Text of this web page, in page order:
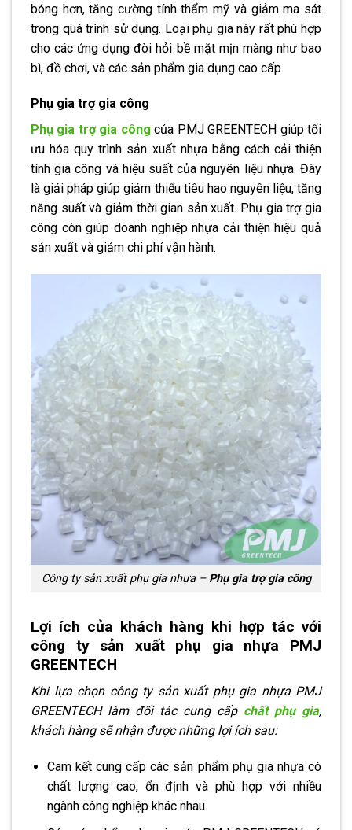
bóng hơn, tăng cường tính thẩm mỹ và giảm ma sát
trong quá trình sử dụng. Loại phụ gia này rất phù hợp
cho các ứng dụng đòi hỏi bề mặt mịn màng như bao
bì, đồ chơi, và các sản phẩm gia dụng cao cấp.
Phụ gia trợ gia công
Phụ gia trợ gia công của PMJ GREENTECH giúp tối
ưu hóa quy trình sản xuất nhựa bằng cách cải thiện
tính gia công và hiệu suất của nguyên liệu nhựa. Đây
là giải pháp giúp giảm thiểu tiêu hao nguyên liệu, tăng
năng suất và giảm thời gian sản xuất. Phụ gia trợ gia
công còn giúp doanh nghiệp nhựa cải thiện hiệu quả
sản xuất và giảm chi phí vận hành.
Công ty sản xuất phụ gia nhựa – Phụ gia trợ gia công
Lợi ích của khách hàng khi hợp tác với
công ty sản xuất phụ gia nhựa PMJ
GREENTECH
Khi lựa chọn công ty sản xuất phụ gia nhựa PMJ
GREENTECH làm đối tác cung cấp chất phụ gia,
khách hàng sẽ nhận được những lợi ích sau:
Cam kết cung cấp các sản phẩm phụ gia nhựa có
chất lượng cao, ổn định và phù hợp với nhiều
ngành công nghiệp khác nhau.